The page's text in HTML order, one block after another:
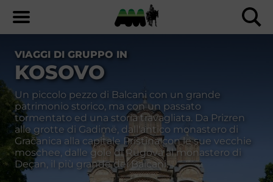
VIAGGI DI GRUPPO IN
KOSOVO
Un piccolo pezzo di Balcani con un grande
patrimonio storico, ma con un passato
tormentato ed una storia travagliata. Da Prizren
alle grotte di Gadimë, dall'antico monastero di
Gračanica alla capitale Priština con le sue vecchie
moschee, dalle gole di Rugova al monastero di
Deçan, il più grande dei Balcani.